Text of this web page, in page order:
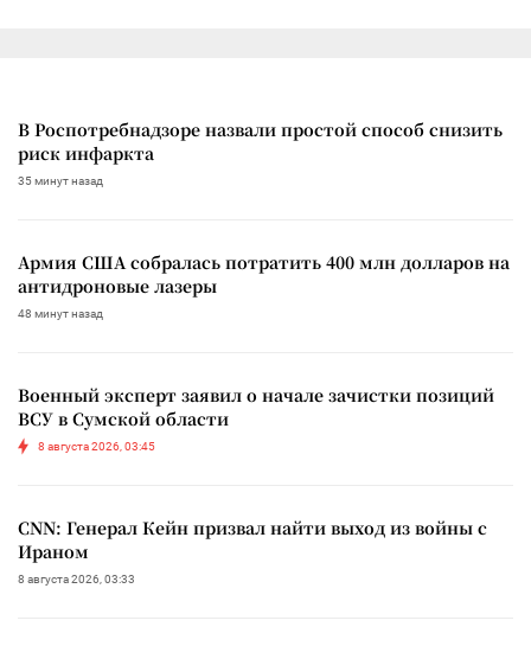
В Роспотребнадзоре назвали простой способ снизить
риск инфаркта
35 минут назад
Армия США собралась потратить 400 млн долларов на
антидроновые лазеры
48 минут назад
Военный эксперт заявил о начале зачистки позиций
ВСУ в Сумской области
8 августа 2026, 03:45
CNN: Генерал Кейн призвал найти выход из войны с
Ираном
8 августа 2026, 03:33